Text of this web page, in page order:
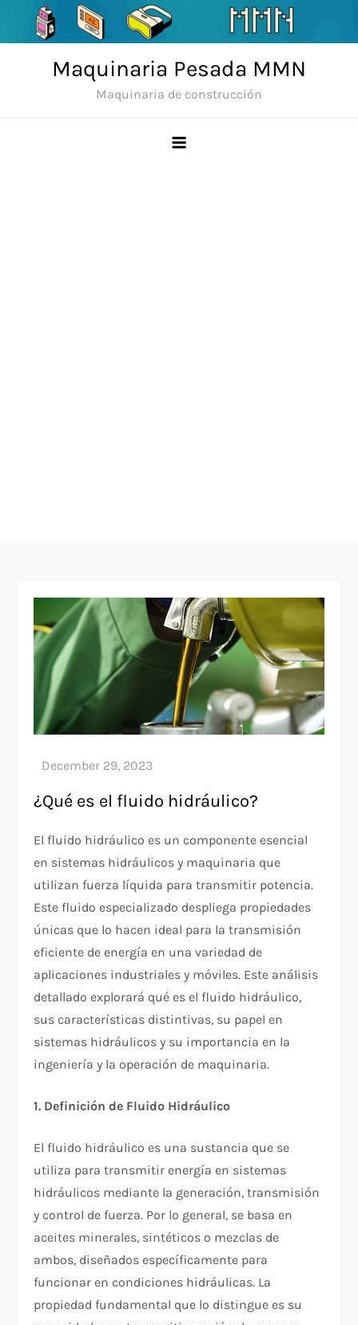
Maquinaria Pesada MMN
Maquinaria de construcción
¿Qué es el fluido hidráulico?
El fluido hidráulico es un componente esencial
en sistemas hidráulicos y maquinaria que
utilizan fuerza líquida para transmitir potencia.
Este fluido especializado despliega propiedades
únicas que lo hacen ideal para la transmisión
eficiente de energía en una variedad de
aplicaciones industriales y móviles. Este análisis
detallado explorará qué es el fluido hidráulico,
sus características distintivas, su papel en
sistemas hidráulicos y su importancia en la
ingeniería y la operación de maquinaria.
1. Definición de Fluido Hidráulico
El fluido hidráulico es una sustancia que se
utiliza para transmitir energía en sistemas
hidráulicos mediante la generación, transmisión
y control de fuerza. Por lo general, se basa en
aceites minerales, sintéticos o mezclas de
ambos, diseñados específicamente para
funcionar en condiciones hidráulicas. La
propiedad fundamental que lo distingue es su